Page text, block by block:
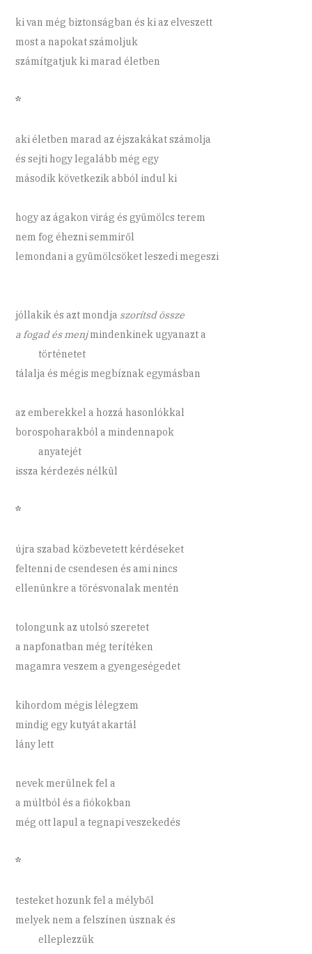
ki van még biztonságban és ki az elveszett
most a napokat számoljuk
számítgatjuk ki marad életben
*
aki életben marad az éjszakákat számolja
és sejti hogy legalább még egy
második következik abból indul ki
hogy az ágakon virág és gyümölcs terem
nem fog éhezni semmiről
lemondani a gyümölcsöket leszedi megeszi
jóllakik és azt mondja szorítsd össze
a fogad és menjmindenkinek ugyanazt a
történetet
tálalja és mégis megbíznak egymásban
az emberekkel a hozzá hasonlókkal
borospoharakból a mindennapok
anyatejét
issza kérdezés nélkül
*
újra szabad közbevetett kérdéseket
feltenni de csendesen és ami nincs
ellenünkre a törésvonalak mentén
tolongunk az utolsó szeretet
a napfonatban még terítéken
magamra veszem a gyengeségedet
kihordom mégis lélegzem
mindig egy kutyát akartál
lány lett
nevek merülnek fel a
a múltból és a fiókokban
még ott lapul a tegnapi veszekedés
*
testeket hozunk fel a mélyből
melyek nem a felszínen úsznak és
elleplezzük